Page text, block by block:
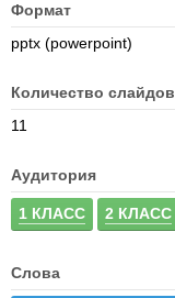
Формат
pptx (powerpoint)
Количество слайдов
11
Аудитория
1 КЛАСС 2 КЛАСС
Слова